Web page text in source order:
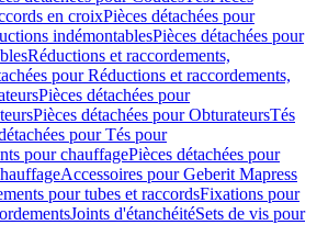
en croixPièces détachées pour
indémontablesPièces détachées pour
Réductions et raccordements,
pour Réductions et raccordements,
Pièces détachées pour
Pièces détachées pour ObturateursTés
pour Tés pour
pour chauffagePièces détachées pour
Accessoires pour Geberit Mapress
pour tubes et raccordsFixations pour
Joints d'étanchéitéSets de vis pour